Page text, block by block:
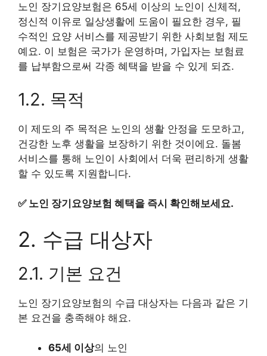
노인 장기요양보험은 65세 이상의 노인이 신체적,
정신적 이유로 일상생활에 도움이 필요한 경우, 필
수적인 요양 서비스를 제공받기 위한 사회보험 제도
예요. 이 보험은 국가가 운영하며, 가입자는 보험료
를 납부함으로써 각종 혜택을 받을 수 있게 되죠.
1.2. 목적
이 제도의 주 목적은 노인의 생활 안정을 도모하고,
건강한 노후 생활을 보장하기 위한 것이에요. 돌봄
서비스를 통해 노인이 사회에서 더욱 편리하게 생활
할 수 있도록 지원합니다.
✅ 노인 장기요양보험 혜택을 즉시 확인해보세요.
2. 수급 대상자
2.1. 기본 요건
노인 장기요양보험의 수급 대상자는 다음과 같은 기
본 요건을 충족해야 해요.
65세 이상의 노인